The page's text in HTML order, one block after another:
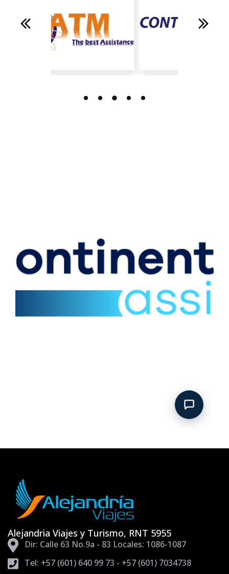
Alejandria Viajes y Turismo, RNT 5955
Dir: Calle 63 No.9a - 83 Locales: 1086-1087
Tel: +57 (601) 640 99 73 - +57 (601) 7034738